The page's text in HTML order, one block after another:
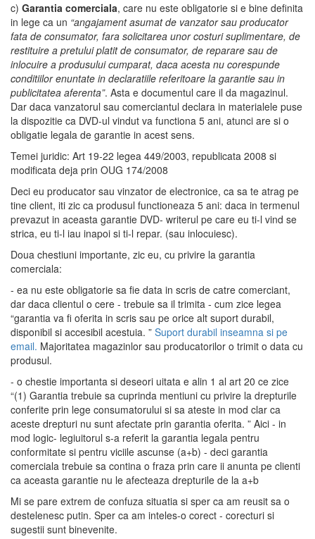
c) Garantia comerciala, care nu este obligatorie si e bine definita
in lege ca un “angajament asumat de vanzator sau producator
fata de consumator, fara solicitarea unor costuri suplimentare, de
restituire a pretului platit de consumator, de reparare sau de
inlocuire a produsului cumparat, daca acesta nu corespunde
conditiilor enuntate in declaratiile referitoare la garantie sau in
publicitatea aferenta”. Asta e documentul care il da magazinul.
Dar daca vanzatorul sau comerciantul declara in materialele puse
la dispozitie ca DVD-ul vindut va functiona 5 ani, atunci are si o
obligatie legala de garantie in acest sens.
Temei juridic: Art 19-22 legea 449/2003, republicata 2008 si
modificata deja prin OUG 174/2008
Deci eu producator sau vinzator de electronice, ca sa te atrag pe
tine client, iti zic ca produsul functioneaza 5 ani: daca in termenul
prevazut in aceasta garantie DVD- writerul pe care eu ti-l vind se
strica, eu ti-l iau inapoi si ti-l repar. (sau inlocuiesc).
Doua chestiuni importante, zic eu, cu privire la garantia
comerciala:
- ea nu este obligatorie sa fie data in scris de catre comerciant,
dar daca clientul o cere - trebuie sa il trimita - cum zice legea
“garantia va fi oferita in scris sau pe orice alt suport durabil,
disponibil si accesibil acestuia. ” Suport durabil inseamna si pe
email. Majoritatea magazinlor sau producatorilor o trimit o data cu
produsul.
- o chestie importanta si deseori uitata e alin 1 al art 20 ce zice
“(1) Garantia trebuie sa cuprinda mentiuni cu privire la drepturile
conferite prin lege consumatorului si sa ateste in mod clar ca
aceste drepturi nu sunt afectate prin garantia oferita. ” Aici - in
mod logic- legiuitorul s-a referit la garantia legala pentru
conformitate si pentru viciile ascunse (a+b) - deci garantia
comerciala trebuie sa contina o fraza prin care ii anunta pe clienti
ca aceasta garantie nu le afecteaza drepturile de la a+b
Mi se pare extrem de confuza situatia si sper ca am reusit sa o
destelenesc putin. Sper ca am inteles-o corect - corecturi si
sugestii sunt binevenite.